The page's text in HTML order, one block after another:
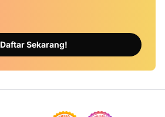
Daftar Sekarang!